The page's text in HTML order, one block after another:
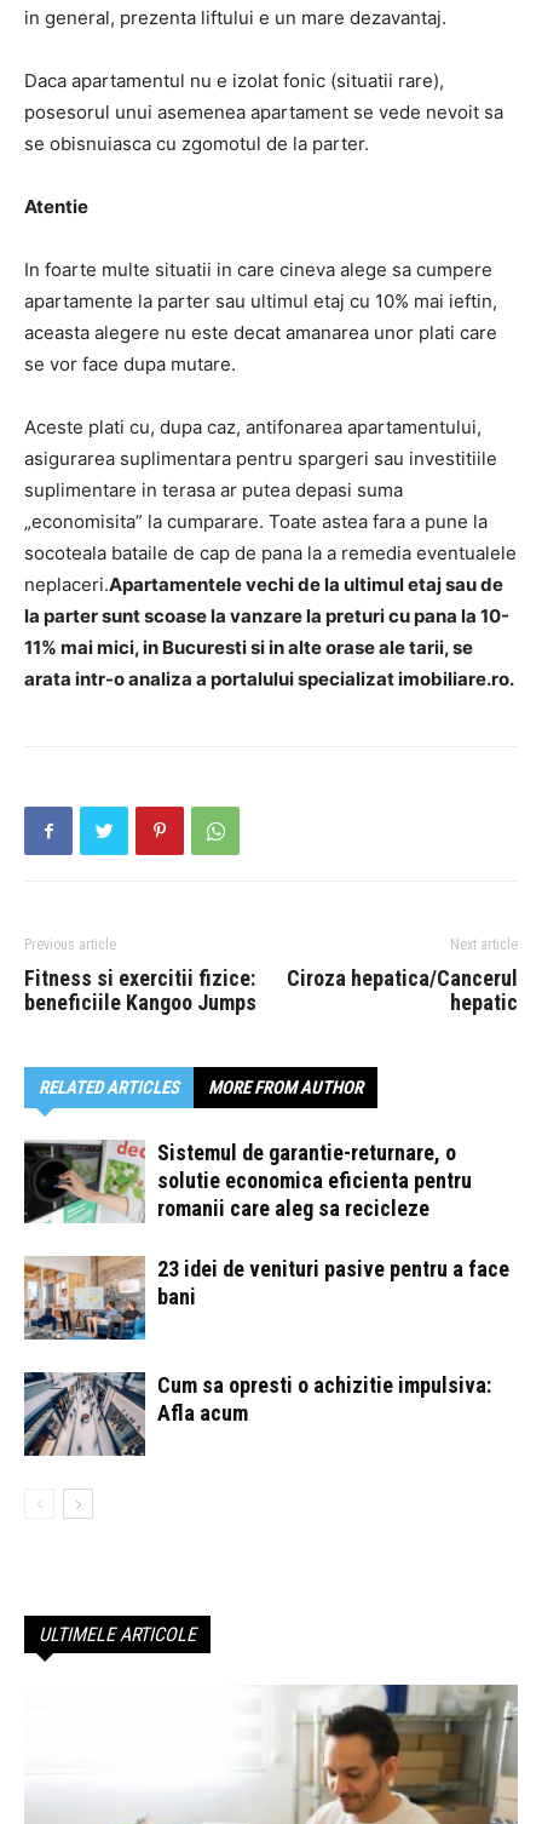
in general, prezenta liftului e un mare dezavantaj.
Daca apartamentul nu e izolat fonic (situatii rare),
posesorul unui asemenea apartament se vede nevoit sa
se obisnuiasca cu zgomotul de la parter.
Atentie
In foarte multe situatii in care cineva alege sa cumpere
apartamente la parter sau ultimul etaj cu 10% mai ieftin,
aceasta alegere nu este decat amanarea unor plati care
se vor face dupa mutare.
Aceste plati cu, dupa caz, antifonarea apartamentului,
asigurarea suplimentara pentru spargeri sau investitiile
suplimentare in terasa ar putea depasi suma
„economisita” la cumparare. Toate astea fara a pune la
socoteala bataile de cap de pana la a remedia eventualele
neplaceri.Apartamentele vechi de la ultimul etaj sau de
la parter sunt scoase la vanzare la preturi cu pana la 10-
11% mai mici, in Bucuresti si in alte orase ale tarii, se
arata intr-o analiza a portalului specializat imobiliare.ro.
Previous article
Fitness si exercitii fizice:
beneficiile Kangoo Jumps
Next article
Ciroza hepatica/Cancerul
hepatic
RELATED ARTICLES MORE FROM AUTHOR
Sistemul de garantie-returnare, o
solutie economica eficienta pentru
romanii care aleg sa recicleze
23 idei de venituri pasive pentru a face
bani
Cum sa opresti o achizitie impulsiva:
Afla acum
ULTIMELE ARTICOLE